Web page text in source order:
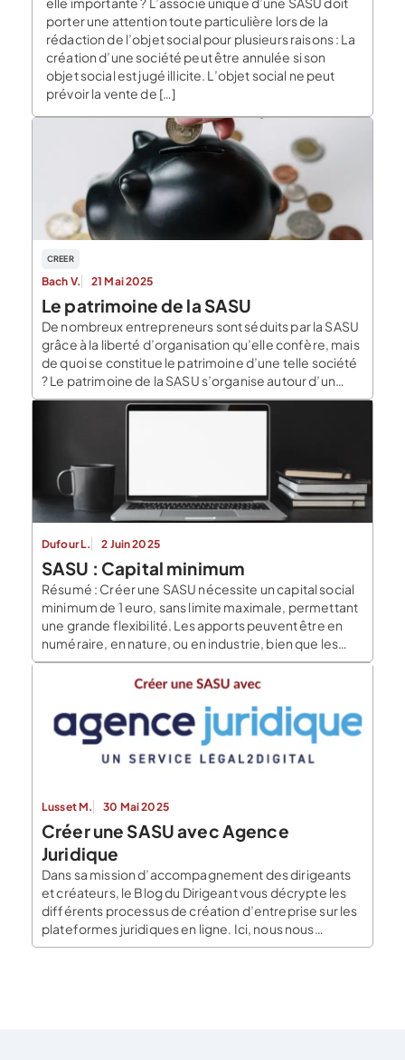
porter une attention toute particulière lors de la
rédaction de l’objet social pour plusieurs raisons : La
création d’une société peut être annulée si son
objet social est jugé illicite. L’objet social ne peut
prévoir la vente de […]
CREER
Bach V. 21 Mai 2025
Le patrimoine de la SASU
De nombreux entrepreneurs sont séduits par la SASU
grâce à la liberté d’organisation qu’elle confère, mais
de quoi se constitue le patrimoine d’une telle société
? Le patrimoine de la SASU s’organise autour d’un
formalisme particulier qu’il est important de connaître
pour optimiser la démarche. Qu’est-ce qu’une SASU?
Dufour L. 2 Juin 2025
SASU : Capital minimum
Résumé : Créer une SASU nécessite un capital social
minimum de 1 euro, sans limite maximale, permettant
une grande flexibilité. Les apports peuvent être en
numéraire, en nature, ou en industrie, bien que les
apports en industrie ne contribuent pas directement
au capital. L’importance du capital social tient à sa
Lusset M. 30 Mai 2025
Créer une SASU avec Agence
Juridique
Dans sa mission d’accompagnement des dirigeants
et créateurs, le Blog du Dirigeant vous décrypte les
différents processus de création d’entreprise sur les
plateformes juridiques en ligne. Ici, nous nous
intéressons au processus de création chez Agence